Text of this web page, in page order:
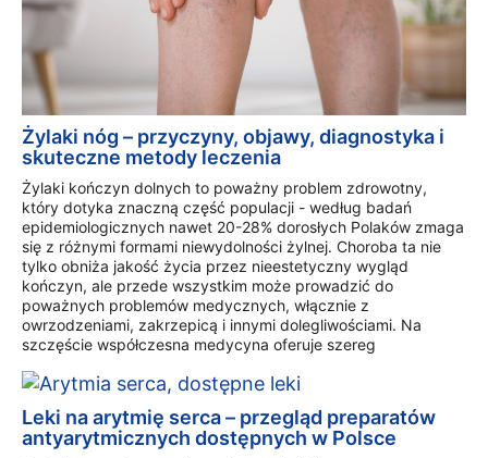
Żylaki nóg – przyczyny, objawy, diagnostyka i
skuteczne metody leczenia
Żylaki kończyn dolnych to poważny problem zdrowotny,
który dotyka znaczną część populacji - według badań
epidemiologicznych nawet 20-28% dorosłych Polaków zmaga
się z różnymi formami niewydolności żylnej. Choroba ta nie
tylko obniża jakość życia przez nieestetyczny wygląd
kończyn, ale przede wszystkim może prowadzić do
poważnych problemów medycznych, włącznie z
owrzodzeniami, zakrzepicą i innymi dolegliwościami. Na
szczęście współczesna medycyna oferuje szereg
Leki na arytmię serca – przegląd preparatów
antyarytmicznych dostępnych w Polsce